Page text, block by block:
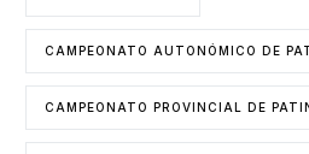
CAMPEONATO AUTONÓMICO DE
CAMPEONATO PROVINCIAL DE